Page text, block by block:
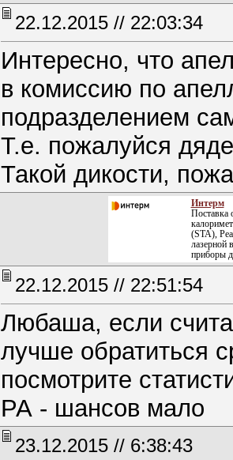
22.12.2015 // 22:03:34
Интересно, что
в комиссию по
подразделением
Т.е. пожалуйся
Такой дикости,
Интерм
Поставка
(STA),
лазерной
приборы
22.12.2015 // 22:51:54
Любаша, если
лучше обратиться
посмотрите
РА - шансов мало
23.12.2015 // 6:38:43